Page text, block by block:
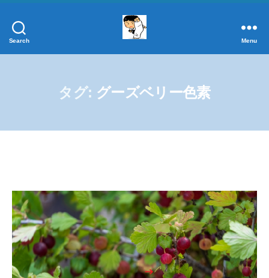
Search
事
し
う！
添
加
物
Menu
タグ: グーズベリー色素